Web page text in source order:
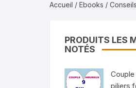
Accueil / Ebooks /
PRODUITS LES
NOTÉS
piliers